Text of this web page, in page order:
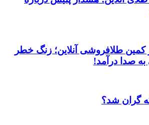
کمین طلافروشی آنلاین؛ زنگ خطر
صدا درآمد!
گران شد؟